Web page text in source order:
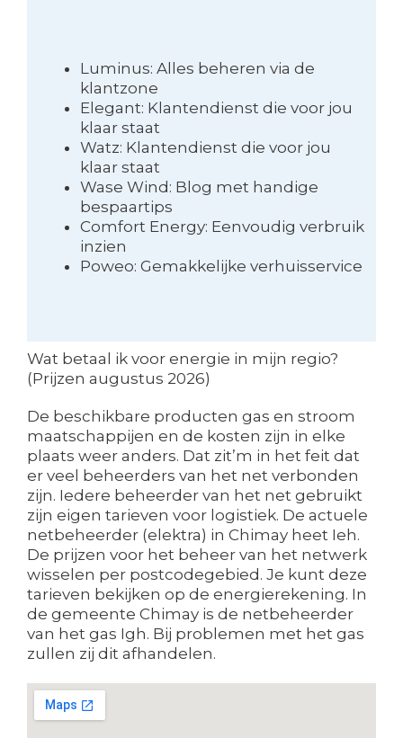
Luminus: Alles beheren via de
klantzone
Elegant: Klantendienst die voor jou
klaar staat
Watz: Klantendienst die voor jou
klaar staat
Wase Wind: Blog met handige
bespaartips
Comfort Energy: Eenvoudig verbruik
inzien
Poweo: Gemakkelijke verhuisservice
Wat betaal ik voor energie in mijn regio?
(Prijzen augustus 2026)
De beschikbare producten gas en stroom
maatschappijen en de kosten zijn in elke
plaats weer anders. Dat zit’m in het feit dat
er veel beheerders van het net verbonden
zijn. Iedere beheerder van het net gebruikt
zijn eigen tarieven voor logistiek. De actuele
netbeheerder (elektra) in Chimay heet Ieh.
De prijzen voor het beheer van het netwerk
wisselen per postcodegebied. Je kunt deze
tarieven bekijken op de energierekening. In
de gemeente Chimay is de netbeheerder
van het gas Igh. Bij problemen met het gas
zullen zij dit afhandelen.